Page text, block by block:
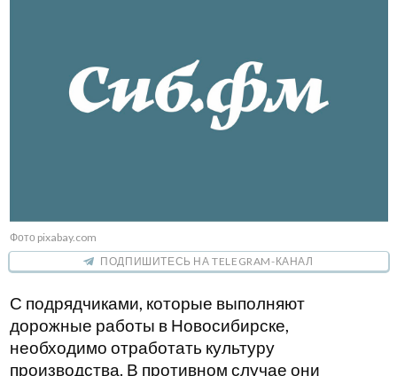
Фото pixabay.com
ПОДПИШИТЕСЬ НА TELEGRAM-КАНАЛ
С подрядчиками, которые выполняют
дорожные работы в Новосибирске,
необходимо отработать культуру
производства. В противном случае они